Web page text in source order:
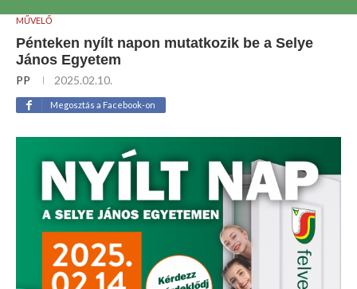
MŰVELŐ
Pénteken nyílt napon mutatkozik be a Selye
János Egyetem
PP 2025.02.10.
Megosztás a Facebook-on